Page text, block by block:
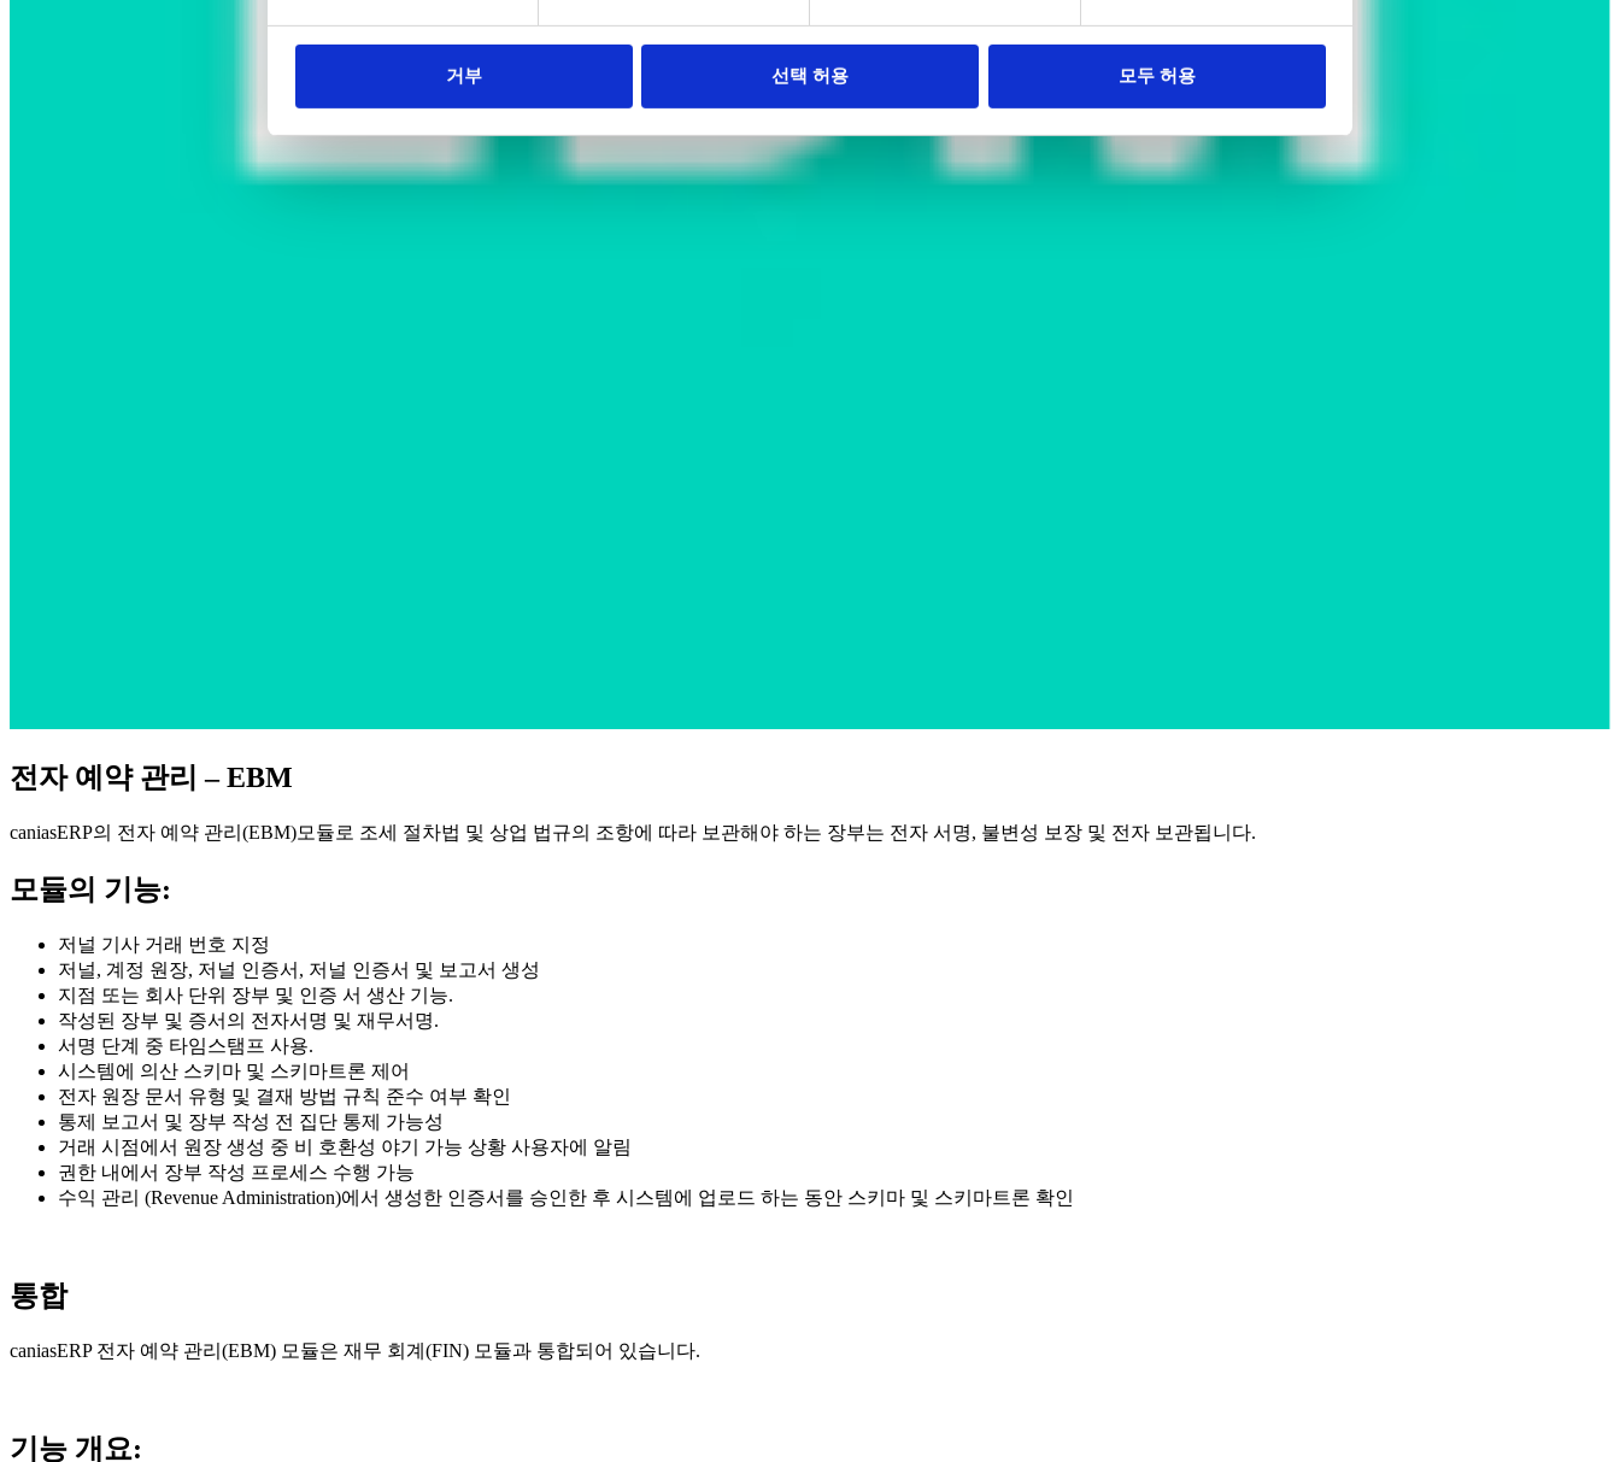
거부 선택 허용 모두 허용
전자 예약 관리 – EBM
caniasERP의 전자 예약 관리(EBM)모듈로 조세 절차법 및 상업 법규의 조항에 따라 보관해야 하는 장부는 전자 서명, 불변성 보장 및 전자 보관됩니다.
모듈의 기능:
저널 기사 거래 번호 지정
저널, 계정 원장, 저널 인증서, 저널 인증서 및 보고서 생성
지점 또는 회사 단위 장부 및 인증 서 생산 기능.
작성된 장부 및 증서의 전자서명 및 재무서명.
서명 단계 중 타임스탬프 사용.
시스템에 의산 스키마 및 스키마트론 제어
전자 원장 문서 유형 및 결재 방법 규칙 준수 여부 확인
통제 보고서 및 장부 작성 전 집단 통제 가능성
거래 시점에서 원장 생성 중 비 호환성 야기 가능 상황 사용자에 알림
권한 내에서 장부 작성 프로세스 수행 가능
수익 관리 (Revenue Administration)에서 생성한 인증서를 승인한 후 시스템에 업로드 하는 동안 스키마 및 스키마트론 확인
통합
caniasERP 전자 예약 관리(EBM) 모듈은 재무 회계(FIN) 모듈과 통합되어 있습니다.
기능 개요: